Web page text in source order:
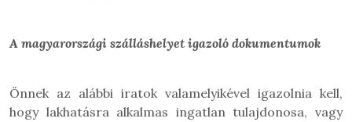
A magyarországi szálláshelyet igazoló dokumentumok
Önnek az alábbi iratok valamelyikével igazolnia kell,
hogy lakhatásra alkalmas ingatlan tulajdonosa, vagy